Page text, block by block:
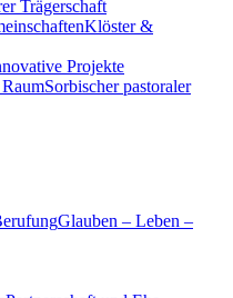
Trägerschaft
Klöster &
Projekte
Sorbischer pastoraler
Glauben – Leben –